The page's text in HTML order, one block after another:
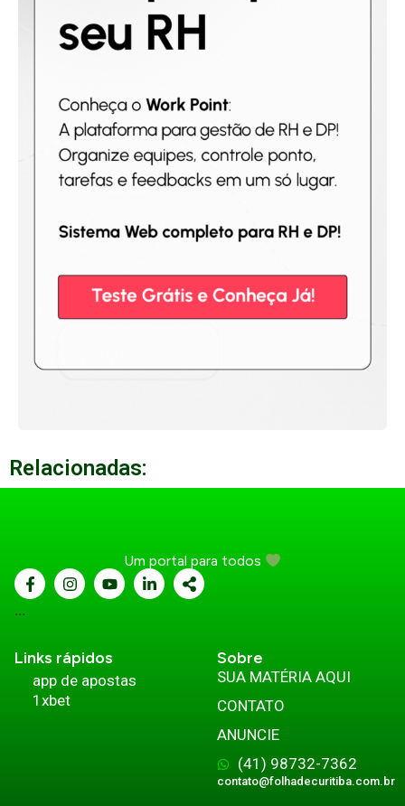
Relacionadas:
Um portal para todos
...
Links rápidos
app de apostas
1xbet
Sobre
SUA MATÉRIA AQUI
CONTATO
ANUNCIE
(41) 98732-7362
contato@folhadecuritiba.com.br